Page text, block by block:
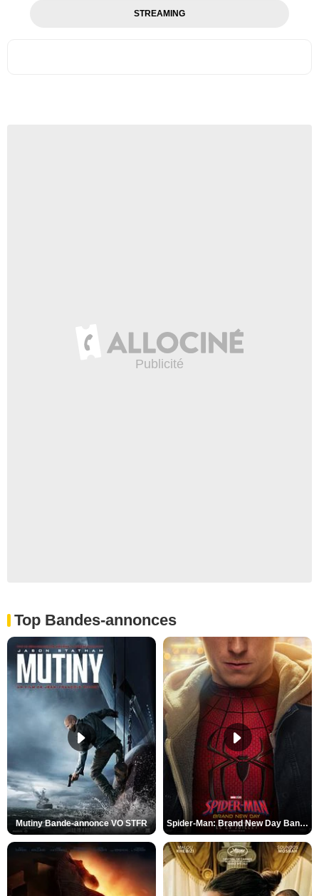
STREAMING
Top Bandes-annonces
Mutiny Bande-annonce VO STFR Spider-Man: Brand New Day Bande-annonce VO STFR